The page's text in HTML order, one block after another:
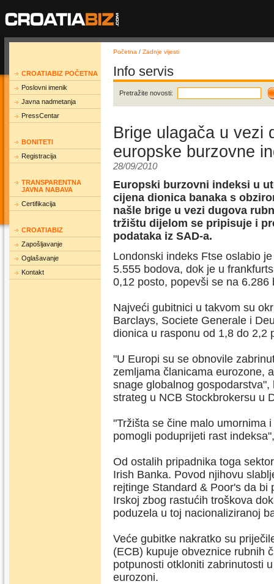
CROATIABIZ POČETNA
Poslovni imenik
Javna nadmetanja
PressCentar
BONITETI
Registracija
TRANSPARENTNA
JAVNA NABAVA
Certifikacija
CROATIABIZ
Zapošljavanje
Oglašavanje
Kontakt
Početna / Zadnje vijesti
Info servis
Pretražite novosti:
Brige ulagača u vezi
europske burzovne
28/09/2010
Europski burzovni indeksi u
cijena dionica banaka s
našle brige u vezi dugova
tržištu dijelom se pripisuje i
podataka iz SAD-a.
Londonski indeks Ftse oslabio
5.555 bodova, dok je u
0,12 posto, popevši se na 6.286
Najveći gubitnici u takvom su
Barclays, Societe Generale i
dionica u rasponu od 1,8 do 2,2
"U Europi su se obnovile
zemljama članicama eurozone,
snage globalnog
strateg u NCB Stockbrokersu u
"Tržišta se čine malo umornima
pomogli poduprijeti rast
Od ostalih pripadnika toga
Irish Banka. Povod njihovu
rejtinge Standard & Poor's da
Irskoj zbog rastućih troškova
poduzela u toj nacionaliziranoj
Veće gubitke nakratko su
(ECB) kupuje obveznice rubnih
potpunosti otkloniti zabrinutosti
eurozoni.